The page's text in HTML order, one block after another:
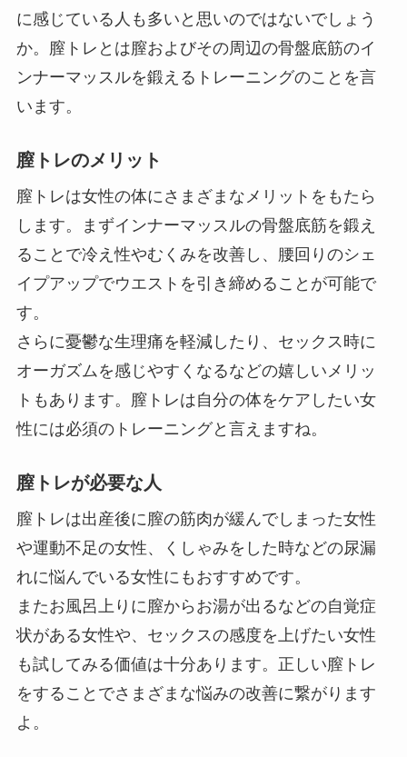
に感じている人も多いと思いのではないでしょう
か。膣トレとは膣およびその周辺の骨盤底筋のイ
ンナーマッスルを鍛えるトレーニングのことを言
います。
膣トレのメリット
膣トレは女性の体にさまざまなメリットをもたら
します。まずインナーマッスルの骨盤底筋を鍛え
ることで冷え性やむくみを改善し、腰回りのシェ
イプアップでウエストを引き締めることが可能で
す。
さらに憂鬱な生理痛を軽減したり、セックス時に
オーガズムを感じやすくなるなどの嬉しいメリッ
トもあります。膣トレは自分の体をケアしたい女
性には必須のトレーニングと言えますね。
膣トレが必要な人
膣トレは出産後に膣の筋肉が緩んでしまった女性
や運動不足の女性、くしゃみをした時などの尿漏
れに悩んでいる女性にもおすすめです。
またお風呂上りに膣からお湯が出るなどの自覚症
状がある女性や、セックスの感度を上げたい女性
も試してみる価値は十分あります。正しい膣トレ
をすることでさまざまな悩みの改善に繋がります
よ。